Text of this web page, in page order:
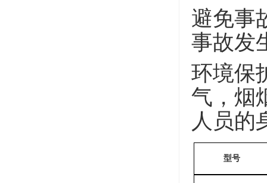
避免事
事故发
环境保
气，烟
人员的
型号